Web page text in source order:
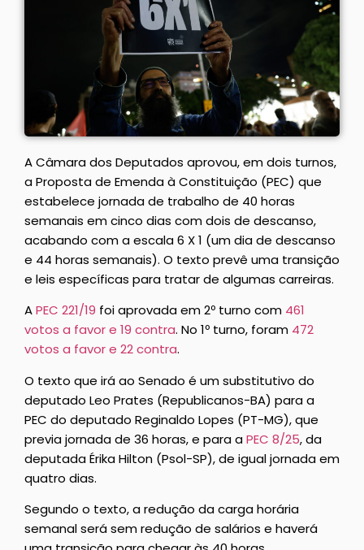
A Câmara dos Deputados aprovou, em dois turnos,
a Proposta de Emenda à Constituição (PEC) que
estabelece jornada de trabalho de 40 horas
semanais em cinco dias com dois de descanso,
acabando com a escala 6 X 1 (um dia de descanso
e 44 horas semanais). O texto prevê uma transição
e leis específicas para tratar de algumas carreiras.
APEC 221/19 foi aprovada em 2º turno com 461
votos a favor e 19 contra. No 1º turno, foram 472
votos a favor e 22 contra.
O texto que irá ao Senado é umsubstitutivo do
deputado Leo Prates (Republicanos-BA) para a
PEC do deputado Reginaldo Lopes (PT-MG), que
previa jornada de 36 horas, e para aPEC 8/25, da
deputada Érika Hilton (Psol-SP), de igual jornada em
quatro dias.
Segundo o texto, a redução da carga horária
semanal será sem redução de salários e haverá